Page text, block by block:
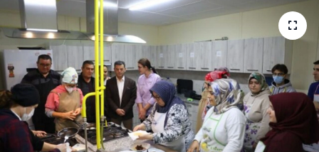
Künye
Topluluk Kuralları
Yayın İlkeleri